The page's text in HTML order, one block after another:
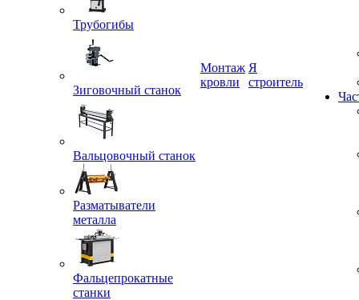
Трубогибы
Зиговочный станок
Вальцовочный станок
Разматыватели
металла
Фальцепрокатные
станки
Монтаж
кровли
Я
строитель